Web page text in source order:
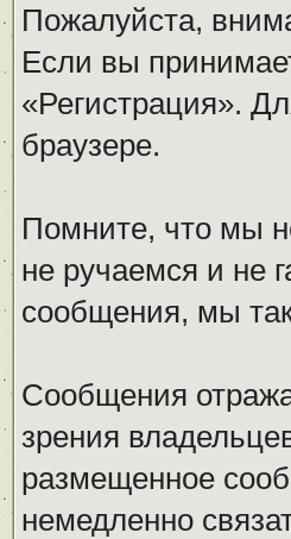
Пожалуйста,
Если вы
«Регистрация».
браузере.
Помните, что мы
не ручаемся и не
сообщения, мы
Сообщения
зрения
размещенное
немедленно